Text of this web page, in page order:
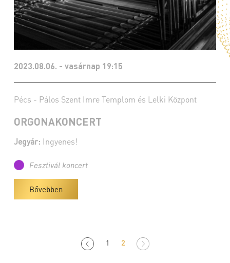
2023.08.06. - vasárnap 19:15
Pécs - Pálos Szent Imre Templom és Lelki Központ
ORGONAKONCERT
Jegyár: Ingyenes!
Fesztivál koncert
Bővebben
1 2